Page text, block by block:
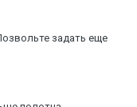
задать еще